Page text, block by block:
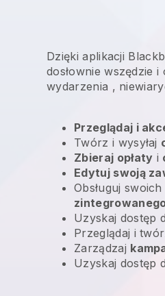
Dzięki aplikacji
dosłownie wszędzie i
wydarzenia ,
Przeglądaj i
Twórz i wysyłaj
Zbieraj opłaty i
Edytuj swoją
Obsługuj
Uzyskaj dostęp
Przeglądaj i
Zarządzaj
Uzyskaj dostęp